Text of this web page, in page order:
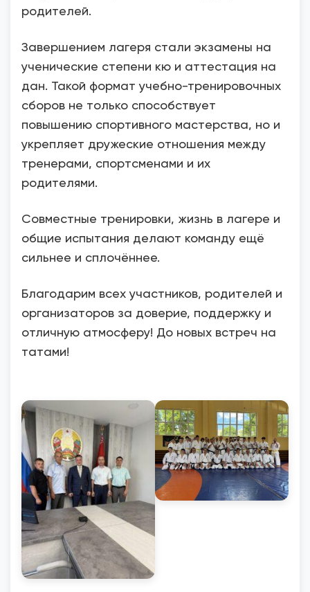
родителей.
Завершением лагеря стали экзамены на
ученические степени кю и аттестация на
дан. Такой формат учебно-тренировочных
сборов не только способствует
повышению спортивного мастерства, но и
укрепляет дружеские отношения между
тренерами, спортсменами и их
родителями.
Совместные тренировки, жизнь в лагере и
общие испытания делают команду ещё
сильнее и сплочённее.
Благодарим всех участников, родителей и
организаторов за доверие, поддержку и
отличную атмосферу! До новых встреч на
татами!